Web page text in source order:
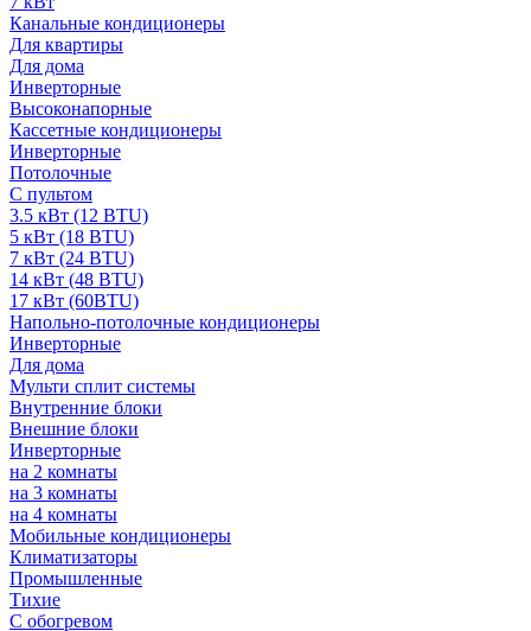
Канальные кондиционеры
Для квартиры
Для дома
Инверторные
Высоконапорные
Кассетные кондиционеры
Инверторные
Потолочные
С пультом
3.5 кВт (12 BTU)
5 кВт (18 BTU)
7 кВт (24 BTU)
14 кВт (48 BTU)
17 кВт (60BTU)
Напольно-потолочные кондиционеры
Инверторные
Для дома
Мульти сплит системы
Внутренние блоки
Внешние блоки
Инверторные
на 2 комнаты
на 3 комнаты
на 4 комнаты
Мобильные кондиционеры
Климатизаторы
Промышленные
Тихие
С обогревом